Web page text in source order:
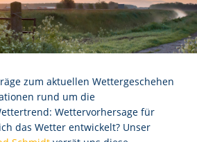
zum aktuellen Wettergeschehen
rund um die
Wettervorhersage für
das Wetter entwickelt? Unser